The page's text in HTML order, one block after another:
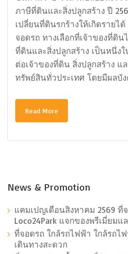
ภาษีที่ดินและสิ่งปลูกสร้าง ปี
เปลี่ยนที่ดินรกร้างให้เกิดรายไ
จอดรถ ทางเลือกที่เจ้าของที่ดิ
ที่ดินและสิ่งปลูกสร้าง เป็นหนึ่ง
ต่อเจ้าของที่ดิน สิ่งปลูกสร้าง แ
ทรัพย์สินทั่วประเทศ โดยมีผลบั
Read More
News & Promotion
แคมเปญเดือนสิงหาคม 2569 ที่
Loco24Park แจกของพรีเมี่ยม
ที่จอดรถ ใกล้รถไฟฟ้า ใกล้รถไฟ
เดินทางสะดวก